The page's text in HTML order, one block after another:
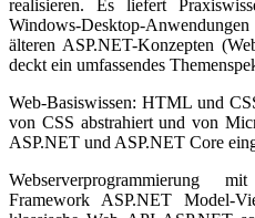
realisieren. Es liefert
Windows-Desktop-
älteren ASP.NET-Konzepten
deckt ein umfassendes
Web-Basiswissen: HTML und
von CSS abstrahiert und von
ASP.NET und ASP.NET Core
Webserverprogrammierung
Framework ASP.NET Model-